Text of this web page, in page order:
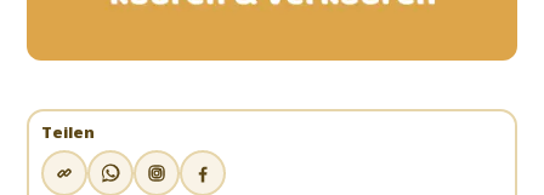
Teilen